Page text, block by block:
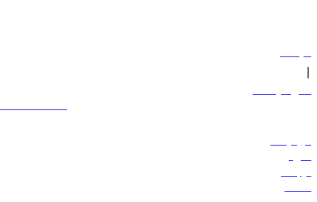
سياساتنا
|
الشروط والأحكام
600 544 445
حجز الرحلات
العروض
الوجهات
الأمتعة